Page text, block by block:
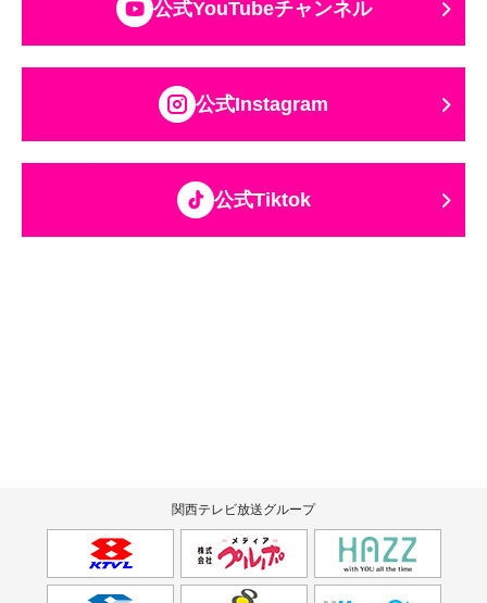
公式YouTubeチャンネル
公式Instagram
公式Tiktok
関西テレビ放送グループ